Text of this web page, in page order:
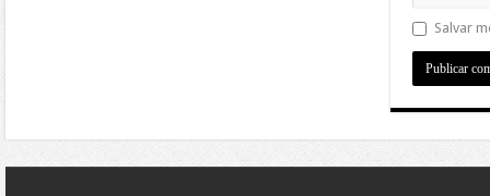
Salvar